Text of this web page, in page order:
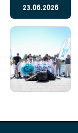
23.06.2026